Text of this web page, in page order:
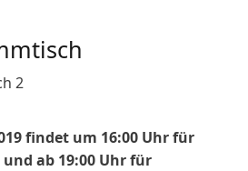
findet um 16:00 Uhr für
ab 19:00 Uhr für